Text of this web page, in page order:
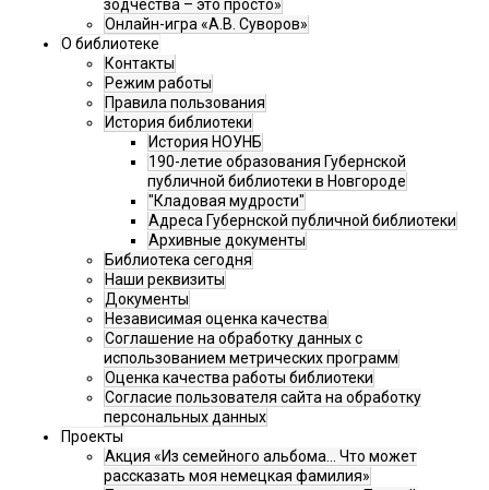
зодчества – это просто»
Онлайн-игра «А.В. Суворов»
О библиотеке
Контакты
Режим работы
Правила пользования
История библиотеки
История НОУНБ
190-летие образования Губернской
публичной библиотеки в Новгороде
"Кладовая мудрости"
Адреса Губернской публичной библиотеки
Архивные документы
Библиотека сегодня
Наши реквизиты
Документы
Независимая оценка качества
Соглашение на обработку данных с
использованием метрических программ
Оценка качества работы библиотеки
Согласие пользователя сайта на обработку
персональных данных
Проекты
Акция «Из семейного альбома... Что может
рассказать моя немецкая фамилия»